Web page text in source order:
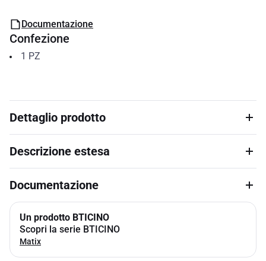
Documentazione
Confezione
1 PZ
Dettaglio prodotto
Descrizione estesa
Documentazione
Un prodotto BTICINO
Scopri la serie BTICINO
Matix